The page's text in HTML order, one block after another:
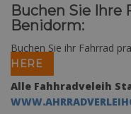
Buchen Sie Ihre
Benidorm:
Buchen Sie ihr Fahrrad
HERE
Alle Fahhradveleih